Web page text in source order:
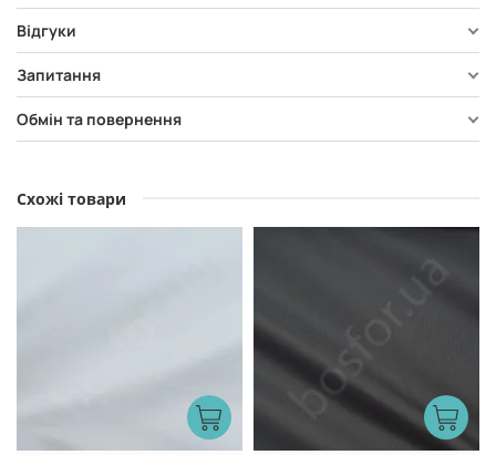
Відгуки
Запитання
Обмін та повернення
Схожі товари